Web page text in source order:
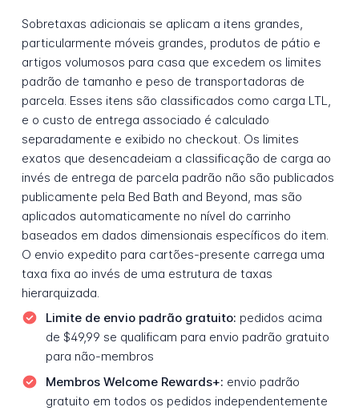
Sobretaxas adicionais se aplicam a itens grandes,
particularmente móveis grandes, produtos de pátio e
artigos volumosos para casa que excedem os limites
padrão de tamanho e peso de transportadoras de
parcela. Esses itens são classificados como carga LTL,
e o custo de entrega associado é calculado
separadamente e exibido no checkout. Os limites
exatos que desencadeiam a classificação de carga ao
invés de entrega de parcela padrão não são publicados
publicamente pela Bed Bath and Beyond, mas são
aplicados automaticamente no nível do carrinho
baseados em dados dimensionais específicos do item.
O envio expedito para cartões-presente carrega uma
taxa fixa ao invés de uma estrutura de taxas
hierarquizada.
Limite de envio padrão gratuito: pedidos acima
de $49,99 se qualificam para envio padrão gratuito
para não-membros
Membros Welcome Rewards+: envio padrão
gratuito em todos os pedidos independentemente